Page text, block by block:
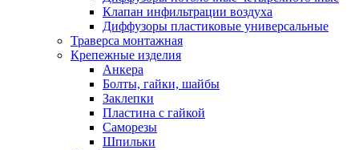
Клапан инфильтрации воздуха
Диффузоры пластиковые универсальные
Траверса монтажная
Крепежные изделия
Анкера
Болты, гайки, шайбы
Заклепки
Пластина с гайкой
Саморезы
Шпильки